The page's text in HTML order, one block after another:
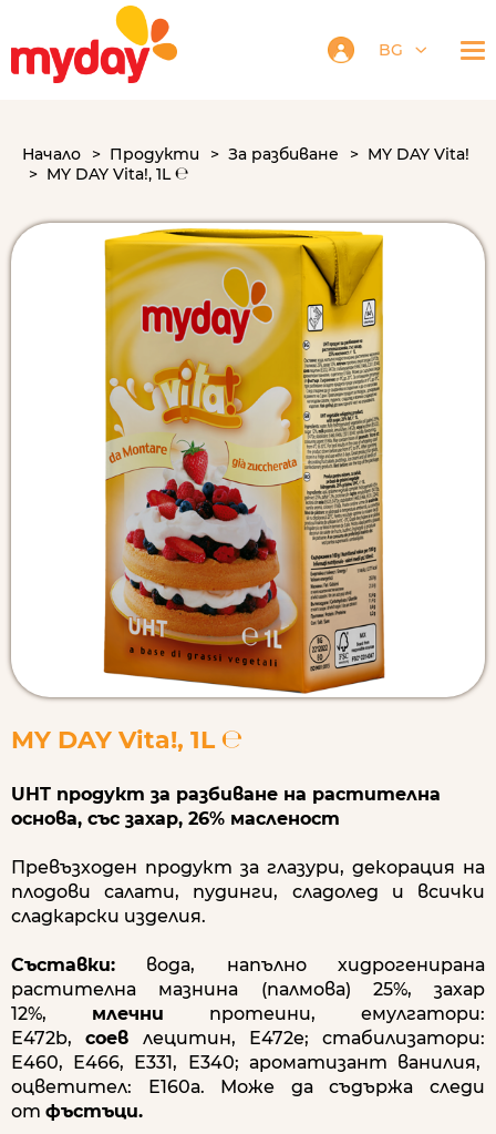
BG
Начало Продукти За разбиване
MY DAY Vita!
MY DAY Vita!, 1L ℮
MY DAY Vita!, 1L ℮
UHT продукт за разбиване на растителна
основа, със захар, 26% масленост
Превъзходен продукт за глазури, декорация на
плодови салати, пудинги, сладолед и всички
сладкарски изделия.
Съставки: вода, напълно хидрогенирана
растителна мазнина (палмова) 25%, захар
12%, млечни протеини, емулгатори:
Е472b,соев лецитин, Е472e; стабилизатори:
Е460, Е466, Е331, Е340; ароматизант ванилия,
оцветител: Е160а. Може да съдържа следи
от фъстъци.